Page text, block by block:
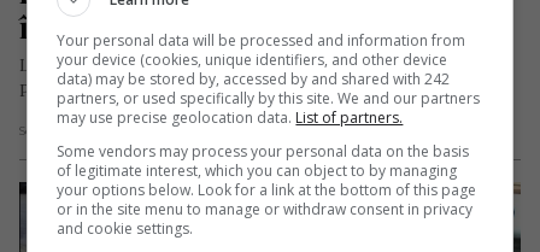
închisoare
La data de 27 ianuarie 2022, Secția a IV-a a Tribunalului
Provincial din Sevilla intenționează să trimită în judecată pe…
Scris de Redacția Jurnal de Emigrant - luni, 24 ianuarie 2022
Your personal data will be processed and information from
your device (cookies, unique identifiers, and other device
data) may be stored by, accessed by and shared with 242
partners, or used specifically by this site. We and our partners
may use precise geolocation data. List of partners.
Some vendors may process your personal data on the basis
of legitimate interest, which you can object to by managing
your options below. Look for a link at the bottom of this page
or in the site menu to manage or withdraw consent in privacy
and cookie settings.